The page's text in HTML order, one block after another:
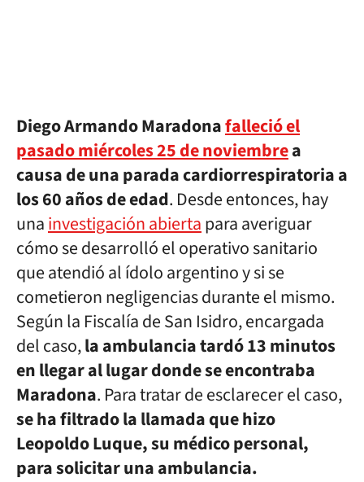
Diego Armando Maradonafalleció el
pasado miércoles 25 de noviembrea
causa de una parada cardiorrespiratoria a
los 60 años de edad. Desde entonces, hay
unainvestigación abiertapara averiguar
cómo se desarrolló el operativo sanitario
que atendió al ídolo argentino y si se
cometieron negligencias durante el mismo.
Según la Fiscalía de San Isidro, encargada
del caso,la ambulancia tardó 13 minutos
en llegar al lugar donde se encontraba
Maradona. Para tratar de esclarecer el caso,
se ha filtrado la llamada que hizo
Leopoldo Luque, su médico personal,
para solicitar una ambulancia.